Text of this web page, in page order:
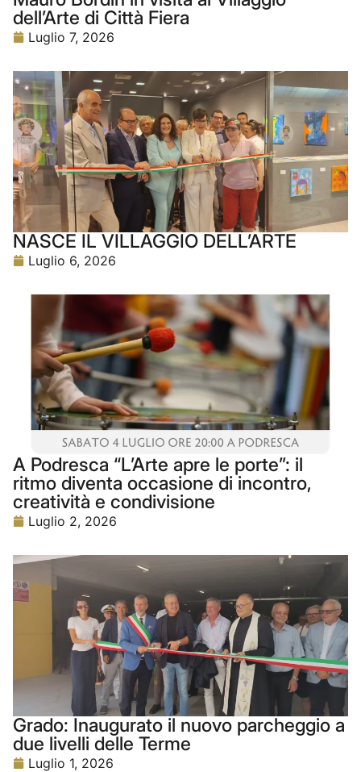
dell’Arte di Città Fiera
Luglio 7, 2026
NASCE IL VILLAGGIO DELL’ARTE
Luglio 6, 2026
A Podresca “L’Arte apre le porte”: il
ritmo diventa occasione di incontro,
creatività e condivisione
Luglio 2, 2026
Grado: Inaugurato il nuovo parcheggio a
due livelli delle Terme
Luglio 1, 2026